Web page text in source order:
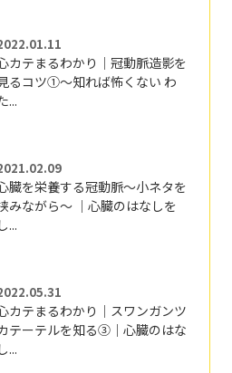
カテまるわかり｜冠動脈造影を
るコツ①～知れば怖くない わ
...
臓を栄養する冠動脈～小ネタを
みながら～ ｜心臓のはなしを
し...
カテまるわかり｜スワンガンツ
テーテルを知る③｜心臓のはな
し...